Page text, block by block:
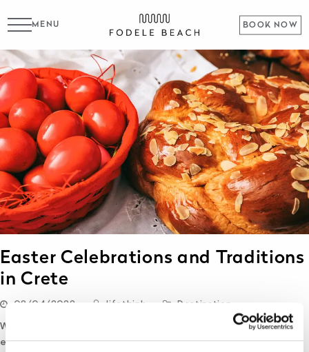
BOOK NOW
MENU
Easter Celebrations and Traditions
in Crete
08/04/2022 lifethink Destination
When is Easter in Crete in 2022? Suppose you plan to
experience the Greek Orthodox Easter in Crete in 2022. In